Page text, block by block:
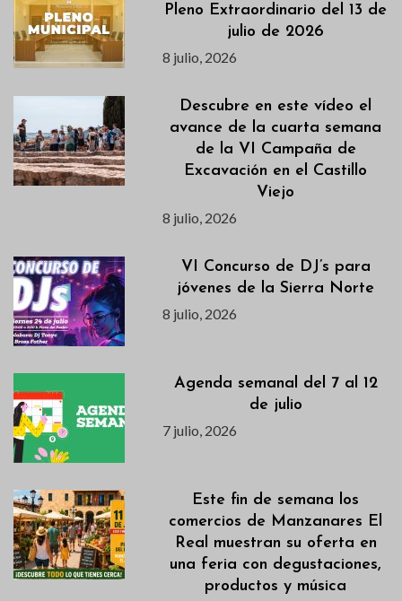
Pleno Extraordinario del 13 de
julio de 2026
8 julio, 2026
Descubre en este vídeo el
avance de la cuarta semana
de la VI Campaña de
Excavación en el Castillo
Viejo
8 julio, 2026
VI Concurso de DJ’s para
jóvenes de la Sierra Norte
8 julio, 2026
Agenda semanal del 7 al 12
de julio
7 julio, 2026
Este fin de semana los
comercios de Manzanares El
Real muestran su oferta en
una feria con degustaciones,
productos y música